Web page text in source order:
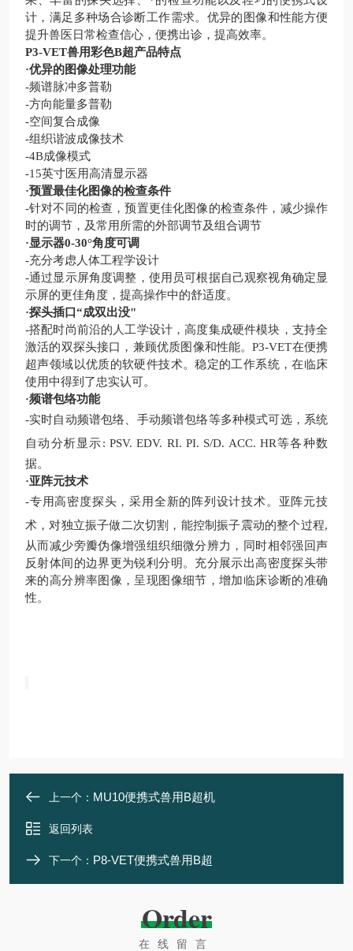
计，满足多种场合诊断工作需求。优异的图像和性能方便
提升兽医日常检查信心，便携出诊，提高效率。
P3-VET兽用彩色B超产品特点
·优异的图像处理功能
-频谱脉冲多普勒
-方向能量多普勒
-空间复合成像
-组织谐波成像技术
-4B成像模式
-15英寸医用高清显示器
·预置最佳化图像的检查条件
-针对不同的检查，预置更佳化图像的检查条件，减少操作
时的调节，及常用所需的外部调节及组合调节
·显示器0-30°角度可调
-充分考虑人体工程学设计
-通过显示屏角度调整，使用员可根据自己观察视角确定显
示屏的更佳角度，提高操作中的舒适度。
·探头插口“成双出没"
-搭配时尚前沿的人工学设计，高度集成硬件模块，支持全
激活的双探头接口，兼顾优质图像和性能。P3-VET在便携
超声领域以优质的软硬件技术。稳定的工作系统，在临床
使用中得到了忠实认可。
·频谱包络功能
-实时自动频谱包络、手动频谱包络等多种模式可选，系统
自动分析显示: PSV. EDV. RI. PI. S/D. ACC. HR等各种数
据。
·亚阵元技术
-专用高密度探头，采用全新的阵列设计技术。亚阵元技
术，对独立振子做二次切割，能控制振子震动的整个过程,
从而减少旁瓣伪像增强组织细微分辨力，同时相邻强回声
反射体间的边界更为锐利分明。充分展示出高密度探头带
来的高分辨率图像，呈现图像细节，增加临床诊断的准确
性。
上一个： MU10便携式兽用B超机
返回列表
下一个： P8-VET便携式兽用B超
Order
在线留言